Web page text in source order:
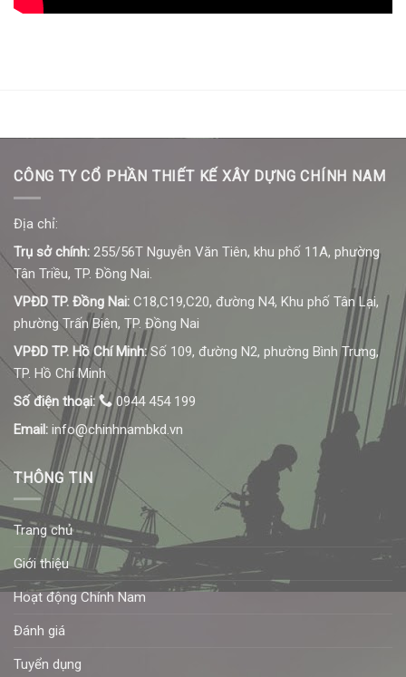
CÔNG TY CỔ PHẦN THIẾT KẾ XÂY DỰNG CHÍNH NAM
Địa chỉ:
Trụ sở chính: 255/56T Nguyễn Văn Tiên, khu phố 11A, phường
Tân Triều, TP. Đồng Nai.
VPĐD TP. Đồng Nai: C18,C19,C20, đường N4, Khu phố Tân Lại,
phường Trấn Biên, TP. Đồng Nai
VPĐD TP. Hồ Chí Minh:Số 109, đường N2, phường Bình Trưng,
TP. Hồ Chí Minh
Số điện thoại:
0944 454 199
Email: info@chinhnambkd.vn
THÔNG TIN
Trang chủ
Giới thiệu
Hoạt động Chính Nam
Đánh giá
Tuyển dụng